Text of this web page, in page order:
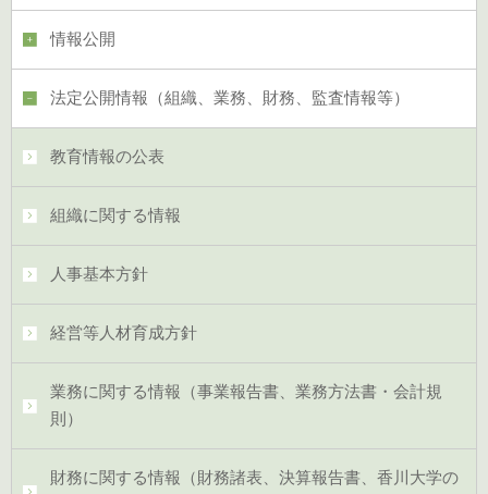
情報公開
法定公開情報（組織、業務、財務、監査情報等）
教育情報の公表
組織に関する情報
人事基本方針
経営等人材育成方針
業務に関する情報（事業報告書、業務方法書・会計規
則）
財務に関する情報（財務諸表、決算報告書、香川大学の